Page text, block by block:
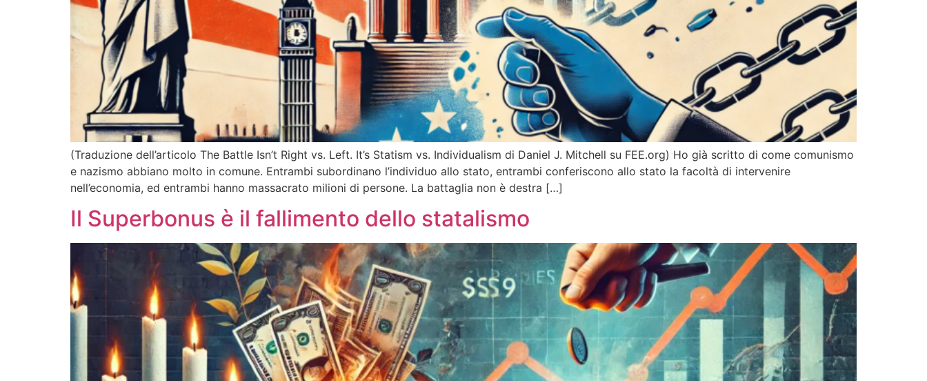
(Traduzione dell’articolo The Battle Isn’t Right vs. Left. It’s Statism vs. Individualism di Daniel J. Mitchell su FEE.org) Ho già scritto di come comunismo
e nazismo abbiano molto in comune. Entrambi subordinano l’individuo allo stato, entrambi conferiscono allo stato la facoltà di intervenire
nell’economia, ed entrambi hanno massacrato milioni di persone. La battaglia non è destra […]
Il Superbonus è il fallimento dello statalismo